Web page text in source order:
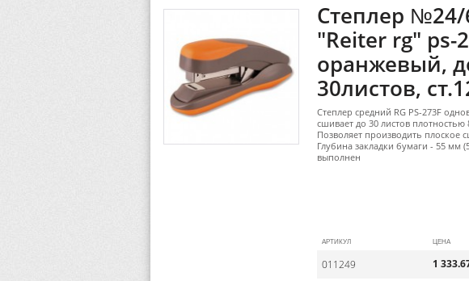
Степлер №24/
"Reiter rg" ps-
оранжевый,
30листов,
Степлер средний RG PS-273F
сшивает до 30 листов плотностью
Позволяет производить плоское
Глубина закладки бумаги - 55 мм
выполнен
АРТИКУЛ ЦЕНА
011249 1